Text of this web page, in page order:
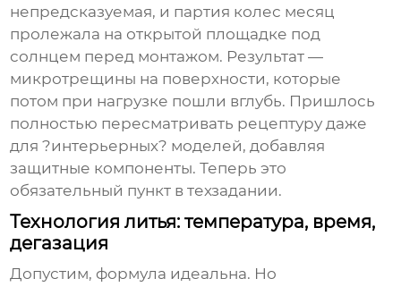
непредсказуемая, и партия колес месяц
пролежала на открытой площадке под
солнцем перед монтажом. Результат —
микротрещины на поверхности, которые
потом при нагрузке пошли вглубь. Пришлось
полностью пересматривать рецептуру даже
для ?интерьерных? моделей, добавляя
защитные компоненты. Теперь это
обязательный пункт в техзадании.
Технология литья: температура, время,
дегазация
Допустим, формула идеальна. Но